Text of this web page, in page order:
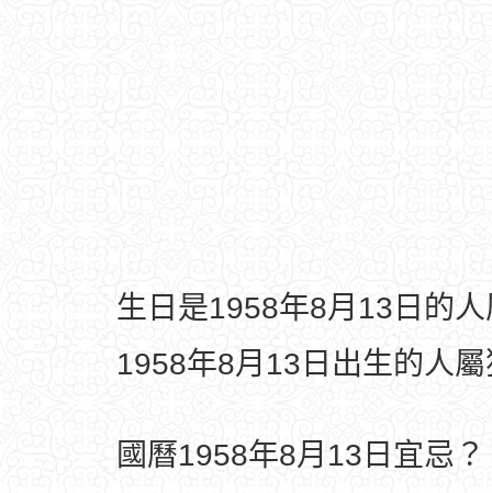
生日是1958年8月13日的
1958年8月13日出生的人
國曆1958年8月13日宜忌？